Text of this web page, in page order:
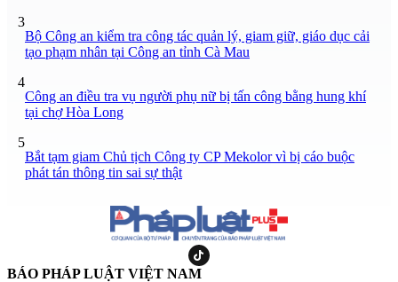
3
Bộ Công an kiểm tra công tác quản lý, giam giữ, giáo dục cải
tạo phạm nhân tại Công an tỉnh Cà Mau
4
Công an điều tra vụ người phụ nữ bị tấn công bằng hung khí
tại chợ Hòa Long
5
Bắt tạm giam Chủ tịch Công ty CP Mekolor vì bị cáo buộc
phát tán thông tin sai sự thật
BÁO PHÁP LUẬT VIỆT NAM